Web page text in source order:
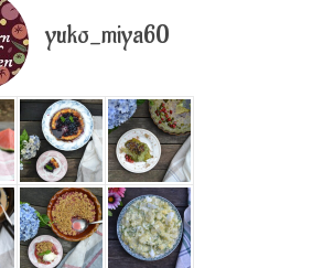
yuko_miya60